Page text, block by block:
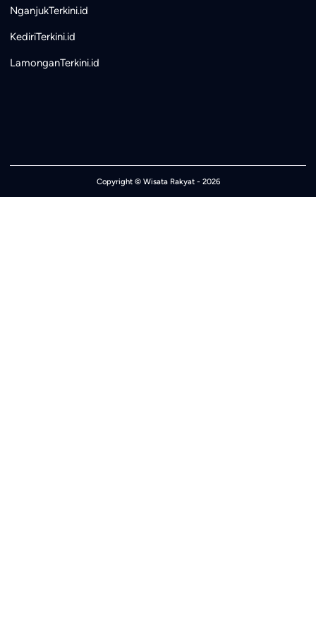
NganjukTerkini.id
KediriTerkini.id
LamonganTerkini.id
Copyright © Wisata Rakyat- 2026